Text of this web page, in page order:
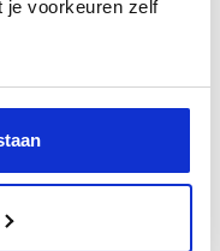
je voorkeuren zelf